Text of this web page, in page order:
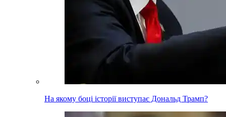
На якому боці історії виступає Дональд Трамп?